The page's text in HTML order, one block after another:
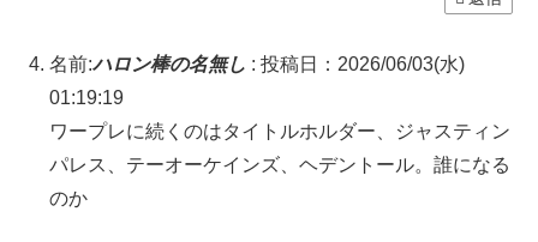
名前:ハロン棒の名無し : 投稿日：2026/06/03(水)
01:19:19
ワープレに続くのはタイトルホルダー、ジャスティン
パレス、テーオーケインズ、ヘデントール。誰になる
のか